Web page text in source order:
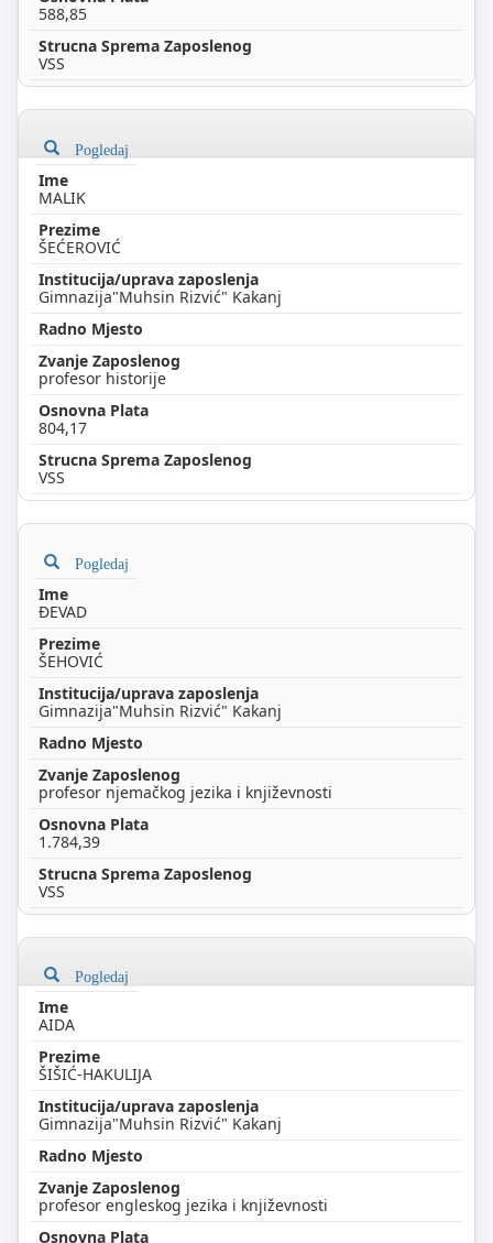
588,85
VSS
Pogledaj
MALIK
ŠEĆEROVIĆ
Gimnazija"Muhsin Rizvić" Kakanj
profesor historije
804,17
VSS
Pogledaj
ĐEVAD
ŠEHOVIĆ
Gimnazija"Muhsin Rizvić" Kakanj
profesor njemačkog jezika i književnosti
1.784,39
VSS
Pogledaj
AIDA
ŠIŠIĆ-HAKULIJA
Gimnazija"Muhsin Rizvić" Kakanj
profesor engleskog jezika i književnosti